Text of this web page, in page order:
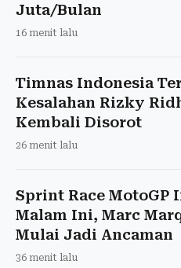
Juta/Bulan
16 menit lalu
Timnas Indonesia
Kesalahan Rizky
Kembali Disorot
26 menit lalu
Sprint Race MotoGP
Malam Ini, Marc
Mulai Jadi Ancaman
36 menit lalu